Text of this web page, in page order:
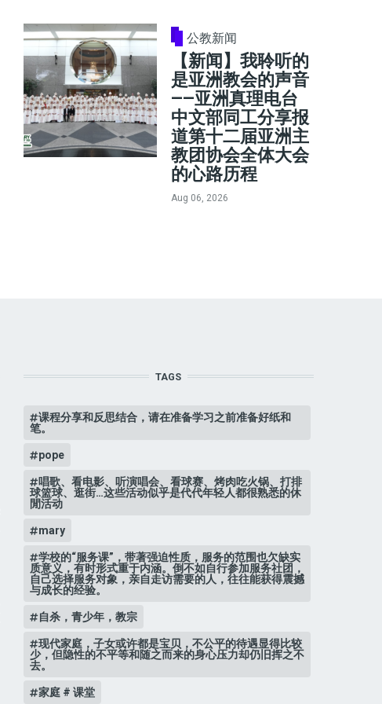
公教新闻
【新闻】我聆听的
是亚洲教会的声音
——亚洲真理电台
中文部同工分享报
道第十二届亚洲主
教团协会全体大会
的心路历程
Aug 06, 2026
TAGS
课程分享和反思结合，请在准备学习之前准备好纸和
笔。
pope
唱歌、看电影、听演唱会、看球赛、烤肉吃火锅、打排
球篮球、逛街…这些活动似乎是代代年轻人都很熟悉的休
閒活动
mary
学校的“服务课”，带著强迫性质，服务的范围也欠缺实
质意义，有时形式重于内涵。倒不如自行参加服务社团，
自己选择服务对象，亲自走访需要的人，往往能获得震撼
与成长的经验。
自杀，青少年，教宗
现代家庭，子女或许都是宝贝，不公平的待遇显得比较
少，但隐性的不平等和随之而来的身心压力却仍旧挥之不
去。
家庭 # 课堂